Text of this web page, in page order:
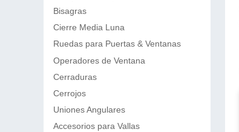
Bisagras
Cierre Media Luna
Ruedas para Puertas & Ventanas
Operadores de Ventana
Cerraduras
Cerrojos
Uniones Angulares
Accesorios para Vallas